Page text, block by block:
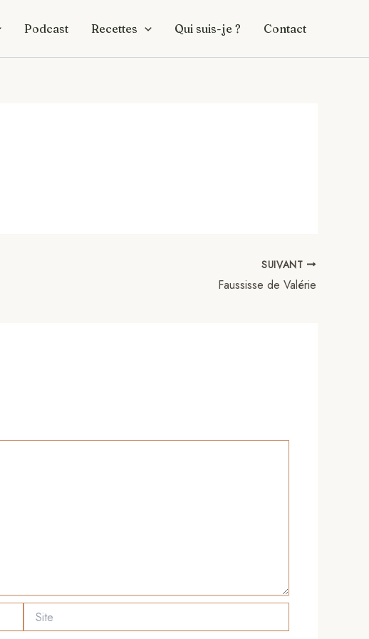
Podcast Recettes Qui suis-je ? Contact
SUIVANT
Faussisse de Valérie
Site